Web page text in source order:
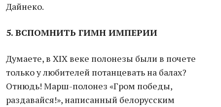
Дайнеко.
5. ВСПОМНИТЬ ГИМН ИМПЕРИИ
Думаете, в XIX веке полонезы были в почете
только у любителей потанцевать на балах?
Отнюдь! Марш-полонез «Гром победы,
раздавайся!», написанный белорусским